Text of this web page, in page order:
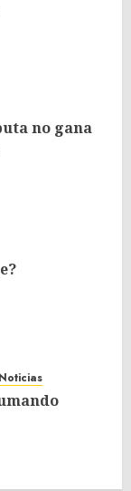
no gana
Noticias